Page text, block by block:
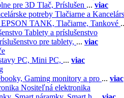
pre 3D Tlač, Príslušen ... viac
Tlačiarne a
EPSON TANK, Tlačiarne, Tankové
Tablety a príslušenstvo
pre tablety, ... viac
PC, Mini PC, ... viac
Gaming monitory a pro ... viac
Nositeľná elektronika